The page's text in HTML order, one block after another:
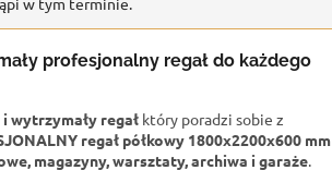
profesjonalny regał do każdego
wytrzymały regał który poradzi sobie z
regał półkowy 1800x2200x600 mm
magazyny, warsztaty, archiwa i garaże.